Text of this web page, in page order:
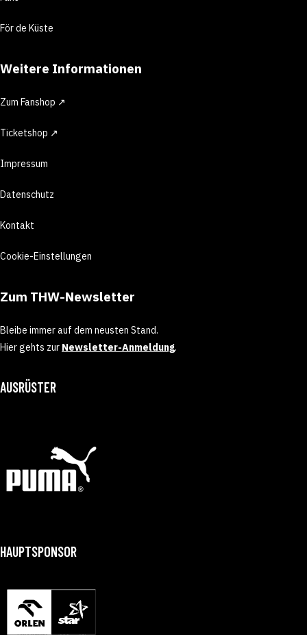
För de Küste
Weitere Informationen
Zum Fanshop ↗
Ticketshop ↗
Impressum
Datenschutz
Kontakt
Cookie-Einstellungen
Zum THW-Newsletter
Bleibe immer auf dem neusten Stand.
Hier gehts zur Newsletter-Anmeldung.
AUSRÜSTER
HAUPTSPONSOR